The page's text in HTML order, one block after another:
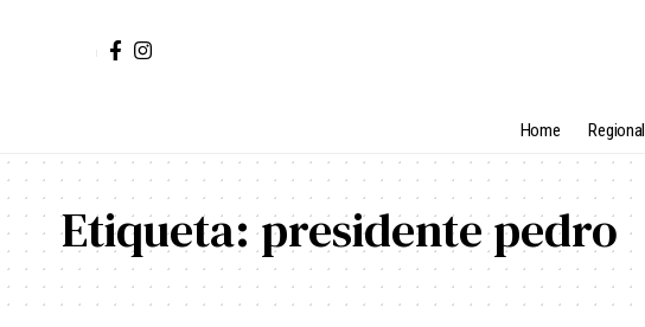
Home Regional
Etiqueta:presidente pedro